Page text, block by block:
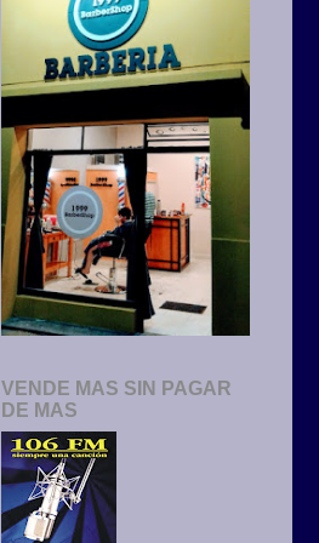
VENDE MAS SIN PAGAR
DE MAS